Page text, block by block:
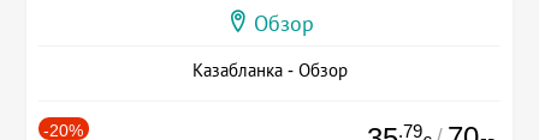
Обзор
Казабланка - Обзор
-20% .79